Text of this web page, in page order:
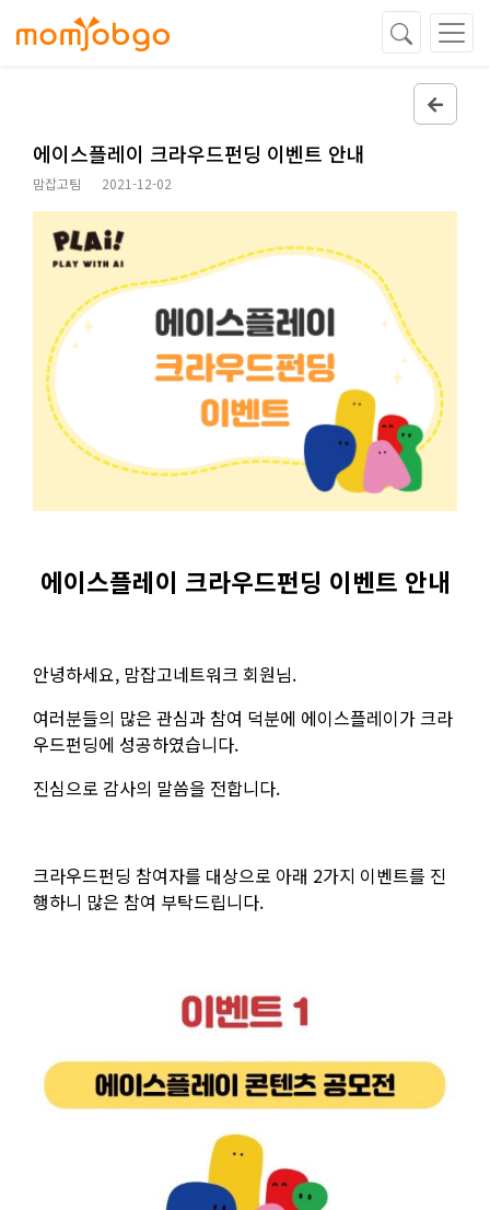
에이스플레이 크라우드펀딩 이벤트 안내
맘잡고팀 2021-12-02
에이스플레이 크라우드펀딩 이벤트 안내
안녕하세요, 맘잡고네트워크 회원님.
여러분들의 많은 관심과 참여 덕분에 에이스플레이가 크라
우드펀딩에 성공하였습니다.
진심으로 감사의 말씀을 전합니다.
크라우드펀딩 참여자를 대상으로 아래 2가지 이벤트를 진
행하니 많은 참여 부탁드립니다.